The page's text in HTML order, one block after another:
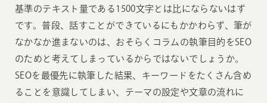
基準のテキスト量である1500文字とは比にならないはず
です。普段、話すことができているにもかかわらず、筆が
なかなか進まないのは、おそらくコラムの執筆目的をSEO
のためと考えてしまっているからではないでしょうか。
SEOを最優先に執筆した結果、キーワードをたくさん含め
ることを意識してしまい、テーマの設定や文章の流れに